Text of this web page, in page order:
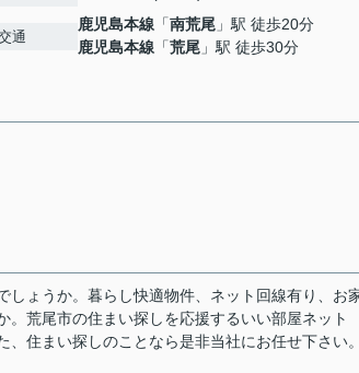
通
鹿児島本線 「南荒尾 」駅 徒歩20分
鹿児島本線 「荒尾 」駅 徒歩30分
ょうか。暮らし快適物件、ネット回線有り、お
。荒尾市の住まい探しを応援するいい部屋ネッ
住まい探しのことなら是非当社にお任せ下さい。